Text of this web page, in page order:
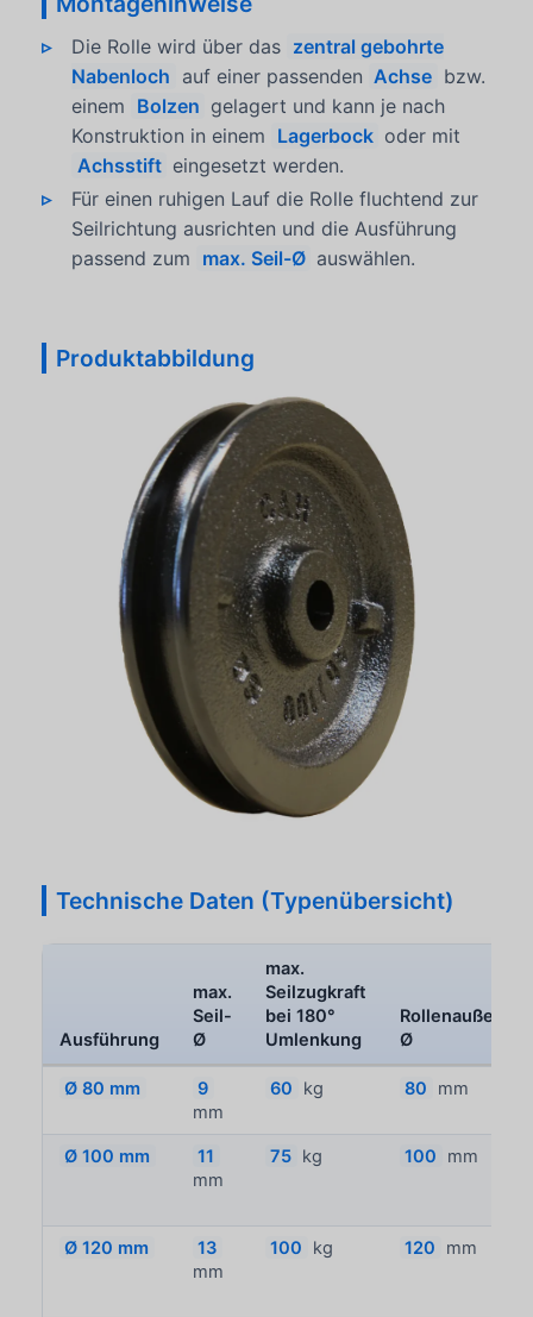
Die Rolle wird über das zentral gebohrte
Nabenloch auf einer passenden Achse bzw.
einem Bolzen gelagert und kann je nach
Konstruktion in einem Lagerbock oder mit
Achsstift eingesetzt werden.
Für einen ruhigen Lauf die Rolle fluchtend zur
Seilrichtung ausrichten und die Ausführung
passend zum max. Seil-Ø auswählen.
Produktabbildung
Technische Daten (Typenübersicht)
Ausführung
max.
Seil-
Ø
max.
Seilzugkraft
bei 180°
Umlenkung
Rollenaußen-
Ø
Ø 80 mm
9
mm
60 kg 80 mm
Ø 100 mm
11
mm
75 kg 100 mm
Ø 120 mm
13
mm
100 kg 120 mm